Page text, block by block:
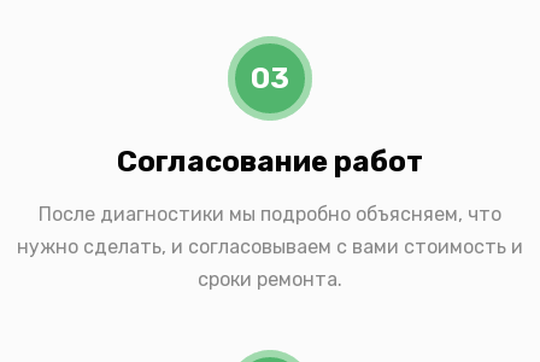
03
Согласование работ
После диагностики мы подробно объясняем, что
нужно сделать, и согласовываем с вами стоимость и
сроки ремонта.